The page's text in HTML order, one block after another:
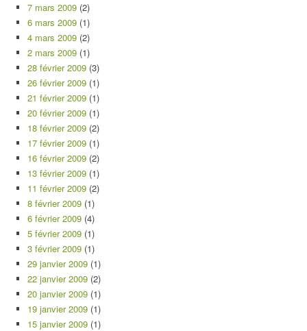
7 mars 2009 (2)
6 mars 2009 (1)
4 mars 2009 (2)
2 mars 2009 (1)
28 février 2009 (3)
26 février 2009 (1)
21 février 2009 (1)
20 février 2009 (1)
18 février 2009 (2)
17 février 2009 (1)
16 février 2009 (2)
13 février 2009 (1)
11 février 2009 (2)
8 février 2009 (1)
6 février 2009 (4)
5 février 2009 (1)
3 février 2009 (1)
29 janvier 2009 (1)
22 janvier 2009 (2)
20 janvier 2009 (1)
19 janvier 2009 (1)
15 janvier 2009 (1)